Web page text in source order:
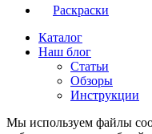
Раскраски
Каталог
Наш блог
Статьи
Обзоры
Инструкции
Мы используем файлы